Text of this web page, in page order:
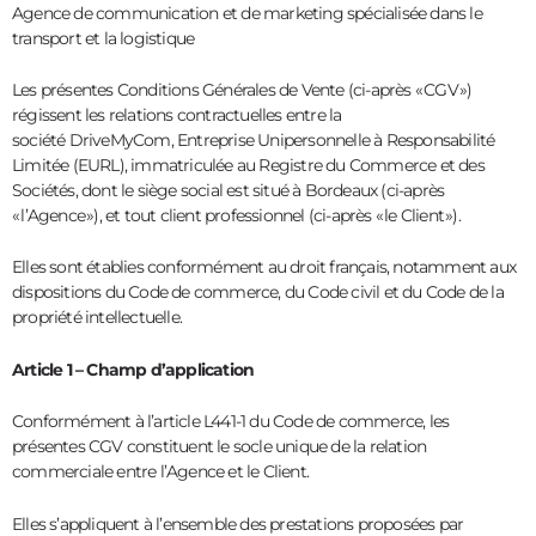
Agence de communication et de marketing spécialisée dans le
transport et la logistique
Les présentes Conditions Générales de Vente (ci-après « CGV »)
régissent les relations contractuelles entre la
société DriveMyCom, Entreprise Unipersonnelle à Responsabilité
Limitée (EURL), immatriculée au Registre du Commerce et des
Sociétés, dont le siège social est situé à Bordeaux (ci-après
« l’Agence »), et tout client professionnel (ci-après « le Client »).
Elles sont établies conformément au droit français, notamment aux
dispositions du Code de commerce, du Code civil et du Code de la
propriété intellectuelle.
Article 1 – Champ d’application
Conformément à l’article L441-1 du Code de commerce, les
présentes CGV constituent le socle unique de la relation
commerciale entre l’Agence et le Client.
Elles s’appliquent à l’ensemble des prestations proposées par